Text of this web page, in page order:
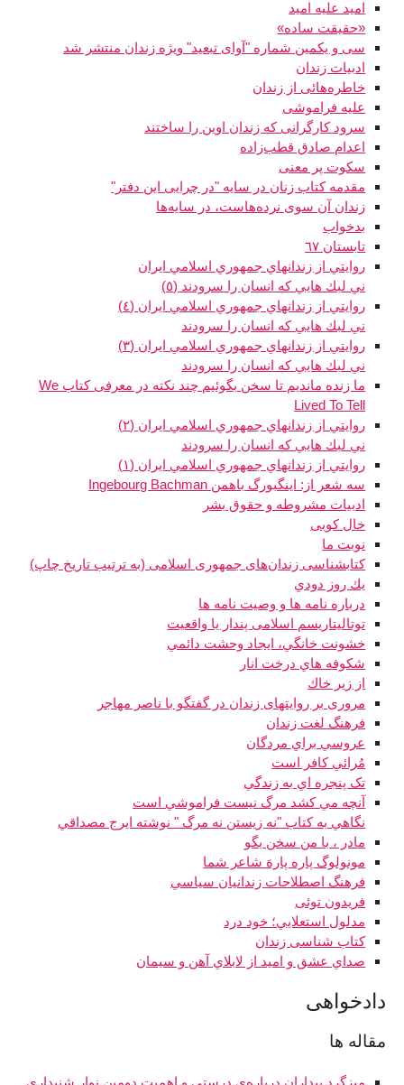
امید علیه امید
«حقیقت ساده»
سی‌ و یکمین شماره "آوای تبعید" ویژه زندان منتشر شد
ادبیات زندان
خاطره‌هائی از زندان
علیه فراموشی
سرود كارگرانی كه زندان اوين را ساختند
اعدام صادق قطب‌زاده
سكوت پر معنی
مقدمه کتاب زنان در سایه "در چرایی این دفتر"
زندان آن سوی نرده‌هاست، در سایه‌ها
بدخواب
تابستان ٦٧
روايتي از زندانهاي جمهوري اسلامي ايران
ني لبك هايي كه انسان را سرودند (٥)
روايتي از زندانهاي جمهوري اسلامي ايران (٤)
ني لبك هايي كه انسان را سرودند
روايتي از زندانهاي جمهوري اسلامي ايران (٣)
ني لبك هايي كه انسان را سرودند
ما زنده مانديم تا سخن بگوئيم چند نکته در معرفی کتاب We
Lived To Tell
روايتي از زندانهاي جمهوري اسلامي ايران (٢)
ني لبك هايي كه انسان را سرودند
روايتي از زندانهاي جمهوري اسلامي ايران (١)
سه شعر از: اینگبورگ باهمن Ingebourg Bachman
ادبیات مشروطه و حقوق بشر
خال کوبی
نوبت ما
کتابشناسی زندان‌های جمهوری اسلامی (به ترتیب تاریخ چاپ)
يك روز دودي
درباره نامه ها و وصیت نامه ها
توتالیتاریسم اسلامی پندار یا واقعیت
خشونت خانگي، ايجاد وحشت دائمي
شكوفه هاي درخت انار
از زير خاك
مروری بر روایتهای زندان در گفتگو با ناصر مهاجر
فرهنگ لغت زندان
عروسي براي مردگان
مُرائي كافر است
تک پنجره اي به زندگي
آنچه مي کشد مرگ نيست فراموشي است
نگاهي به کتاب "نه زيستن نه مرگ " نوشته ايرج مصداقي
مادر ، با من سخن بگو
مونولوگ پاره پارهَ شاعر شما
فرهنگ اصطلاحات زندانيان سياسي
فريدون توئى
مدلول استعلايي؛ خود درد
کتاب شناسی زندان
صداي عشق و اميد از لابلاي آهن و سيمان
دادخواهی
مقاله ها
میزگرد بیداران درباره‌ی درستی و اهمیت دومین نوار شنیداری